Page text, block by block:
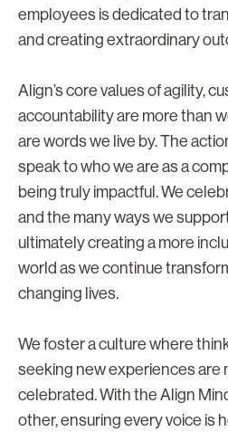
employees is dedicated to
and creating extraordinary
Align’s core values of agility,
accountability are more than
are words we live by. The
speak to who we are as a
being truly impactful. We
and the many ways we
ultimately creating a more
world as we continue
changing lives.
We foster a culture where
seeking new experiences are
celebrated. With the Align
other, ensuring every voice is